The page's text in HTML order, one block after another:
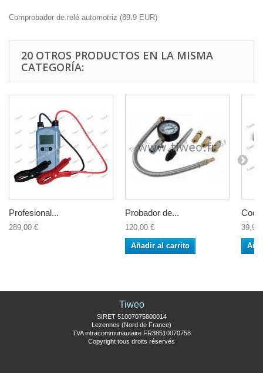
Comprobador de relé automotriz (89.9 EUR)
20 OTROS PRODUCTOS EN LA MISMA
CATEGORÍA:
Profesional...
289,00 €
Probador de...
120,00 €
Añadir al carrito
39,90
Tiweo
SIRET 51007075800014
Lezennes (Nord de France)
TVA intracommunautaire FR38510070758
Copyright tous droits réservés